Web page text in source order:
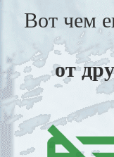
Вот чем
от